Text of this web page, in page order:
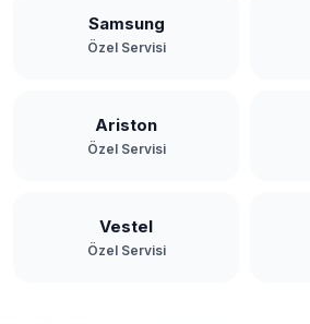
Samsung
Özel Servisi
Ariston
Özel Servisi
Vestel
Özel Servisi